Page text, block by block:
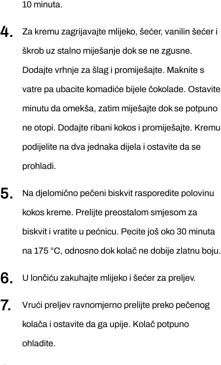
10 minuta.
Za kremu zagrijavajte mlijeko, šećer, vanilin šećer i
škrob uz stalno miješanje dok se ne zgusne.
Dodajte vrhnje za šlag i promiješajte. Maknite s
vatre pa ubacite komadiće bijele čokolade. Ostavite
minutu da omekša, zatim miješajte dok se potpuno
ne otopi. Dodajte ribani kokos i promiješajte. Kremu
podijelite na dva jednaka dijela i ostavite da se
prohladi.
Na djelomično pečeni biskvit rasporedite polovinu
kokos kreme. Prelijte preostalom smjesom za
biskvit i vratite u pećnicu. Pecite još oko 30 minuta
na 175 °C, odnosno dok kolač ne dobije zlatnu boju.
U lončiću zakuhajte mlijeko i šećer za preljev.
Vrući preljev ravnomjerno prelijte preko pečenog
kolača i ostavite da ga upije. Kolač potpuno
ohladite.